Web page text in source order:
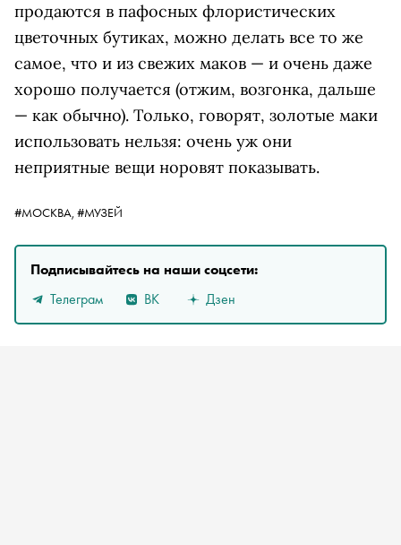
продаются в пафосных флористических
цветочных бутиках, можно делать все то же
самое, что и из свежих маков — и очень даже
хорошо получается (отжим, возгонка, дальше
— как обычно). Только, говорят, золотые маки
использовать нельзя: очень уж они
неприятные вещи норовят показывать.
#МОСКВА, #МУЗЕЙ
Подписывайтесь на наши соцсети:
Телеграм
ВК Дзен